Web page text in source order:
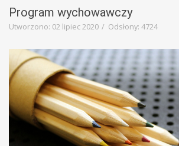
Program wychowawczy
Utworzono: 02 lipiec 2020 Odsłony: 4724